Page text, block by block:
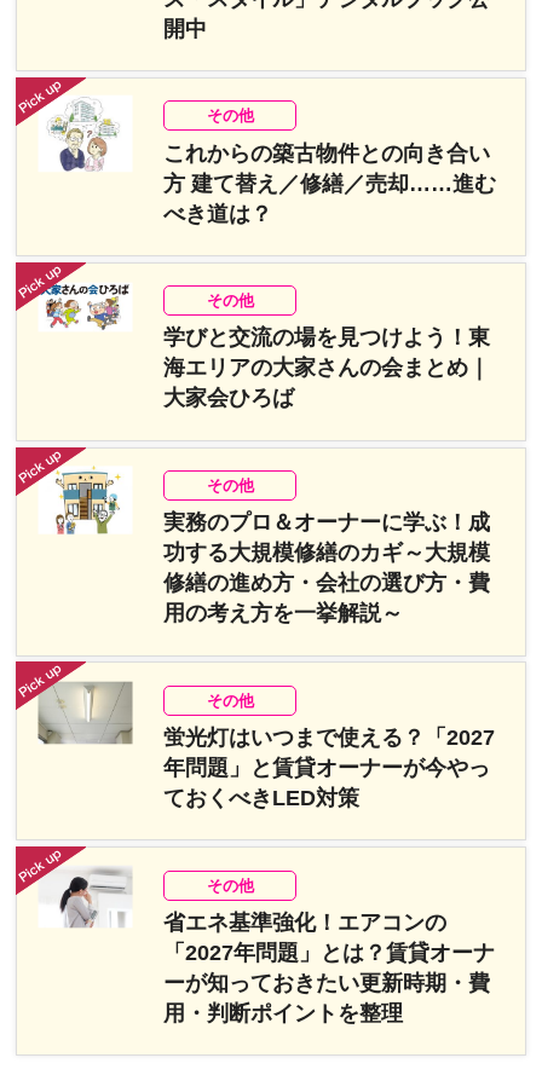
開中
その他
これからの築古物件との向き合い
方 建て替え／修繕／売却……進む
べき道は？
その他
学びと交流の場を見つけよう！東
海エリアの大家さんの会まとめ｜
大家会ひろば
その他
実務のプロ＆オーナーに学ぶ！成
功する大規模修繕のカギ～大規模
修繕の進め方・会社の選び方・費
用の考え方を一挙解説～
その他
蛍光灯はいつまで使える？「2027
年問題」と賃貸オーナーが今やっ
ておくべきLED対策
その他
省エネ基準強化！エアコンの
「2027年問題」とは？賃貸オーナ
ーが知っておきたい更新時期・費
用・判断ポイントを整理